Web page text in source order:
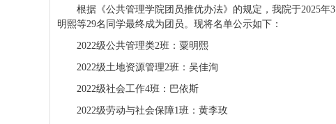
根据《公共管理学院团员推优办法》的规定，我院于2025年3
明熙等29名同学最终成为团员。现将名单公示如下：
2022级公共管理类2班：粟明熙
2022级土地资源管理2班： 吴佳洵
2022级社会工作4班： 巴依斯
2022级劳动与社会保障1班：黄李玫